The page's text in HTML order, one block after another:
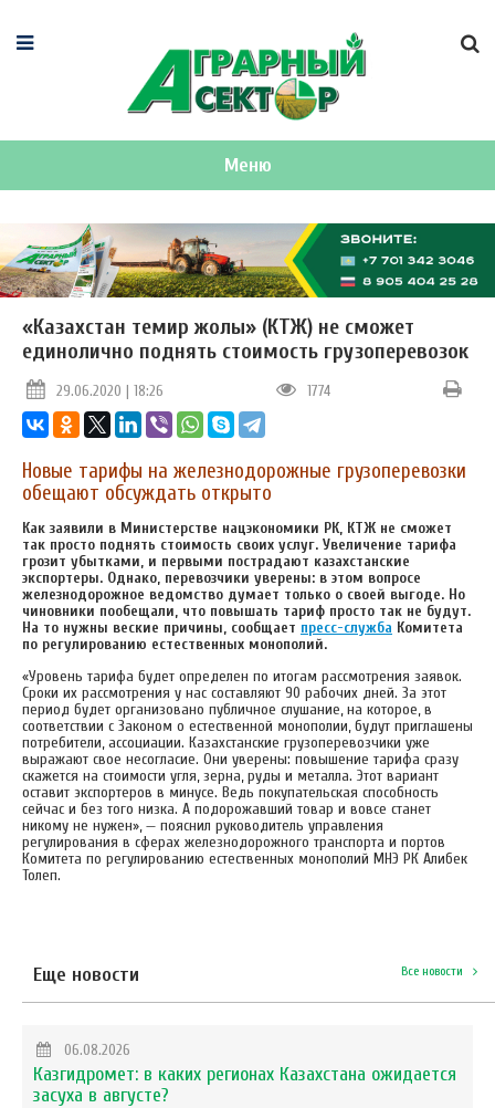
Меню
«Казахстан темир жолы» (КТЖ) не сможет
единолично поднять стоимость грузоперевозок
29.06.2020 | 18:26 1774
Новые тарифы на железнодорожные грузоперевозки
обещают обсуждать открыто
Как заявили в Министерстве нацэкономики РК, КТЖ не сможет
так просто поднять стоимость своих услуг. Увеличение тарифа
грозит убытками, и первыми пострадают казахстанские
экспортеры. Однако, перевозчики уверены: в этом вопросе
железнодорожное ведомство думает только о своей выгоде. Но
чиновники пообещали, что повышать тариф просто так не будут.
На то нужны веские причины, сообщает пресс-служба Комитета
по регулированию естественных монополий.
«Уровень тарифа будет определен по итогам рассмотрения заявок.
Сроки их рассмотрения у нас составляют 90 рабочих дней. За этот
период будет организовано публичное слушание, на которое, в
соответствии с Законом о естественной монополии, будут приглашены
потребители, ассоциации. Казахстанские грузоперевозчики уже
выражают свое несогласие. Они уверены: повышение тарифа сразу
скажется на стоимости угля, зерна, руды и металла. Этот вариант
оставит экспортеров в минусе. Ведь покупательская способность
сейчас и без того низка. А подорожавший товар и вовсе станет
никому не нужен», — пояснил руководитель управления
регулирования в сферах железнодорожного транспорта и портов
Комитета по регулированию естественных монополий МНЭ РК Алибек
Толеп.
Еще новости Все новости
06.08.2026
Казгидромет: в каких регионах Казахстана ожидается
засуха в августе?